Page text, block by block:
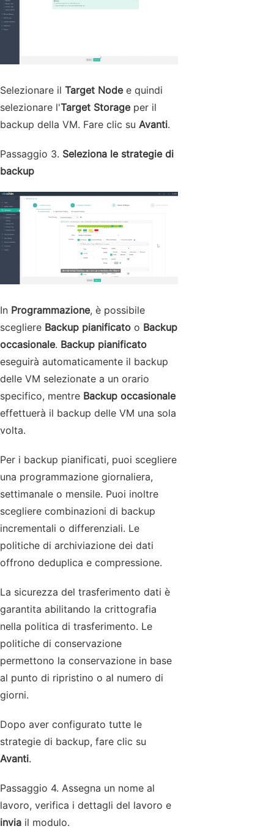
Selezionare il Target Nodee quindi
selezionare l'Target Storageper il
backup della VM. Fare clic su Avanti.
Passaggio 3. Seleziona le strategie di
backup
In Programmazione, è possibile
scegliere Backup pianificato o Backup
occasionale. Backup pianificato
eseguirà automaticamente il backup
delle VM selezionate a un orario
specifico, mentre Backup occasionale
effettuerà il backup delle VM una sola
volta.
Per i backup pianificati, puoi scegliere
una programmazione giornaliera,
settimanale o mensile. Puoi inoltre
scegliere combinazioni di backup
incrementali o differenziali. Le
politiche di archiviazione dei dati
offrono deduplica e compressione.
La sicurezza del trasferimento dati è
garantita abilitando la crittografia
nella politica di trasferimento. Le
politiche di conservazione
permettono la conservazione in base
al punto di ripristino o al numero di
giorni.
Dopo aver configurato tutte le
strategie di backup, fare clic su
Avanti.
Passaggio 4. Assegna un nome al
lavoro, verifica i dettagli del lavoro e
invia il modulo.